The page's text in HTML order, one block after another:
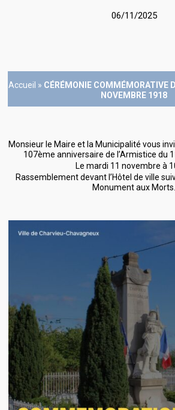
06/11/2025
Accueil » CÉRÉMONIE COMMÉMORATIVE
NOVEMBRE 1918
Monsieur le Maire et la Municipalité vous
107ème anniversaire de l’Armistice du
Le mardi 11 novembre à
Rassemblement devant l’Hôtel de ville
Monument aux Morts.